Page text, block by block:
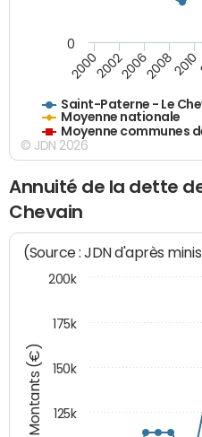
Saint-Paterne - Le
Moyenne nationale
Moyenne communes
20002002200620082010
0
© JDN 2026
Annuité de la dette
Chevain
Montants (€)
(Source : JDN d'après
125k
150k
175k
200k